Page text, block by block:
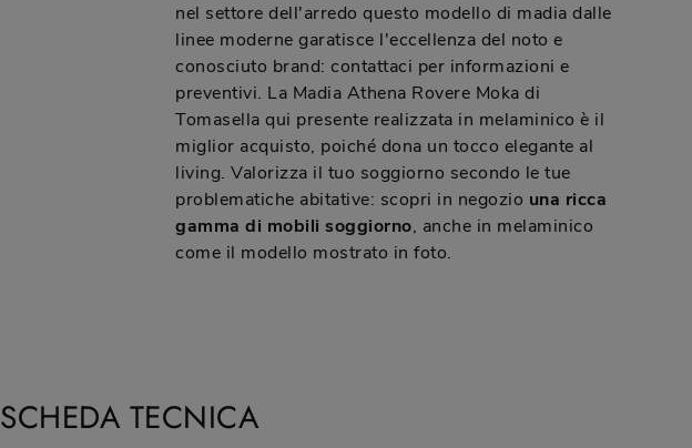
nel settore dell'arredo questo modello di madia dalle
linee moderne garatisce l'eccellenza del noto e
conosciuto brand: contattaci per informazioni e
preventivi. La Madia Athena Rovere Moka di
Tomasella qui presente realizzata in melaminico è il
miglior acquisto, poiché dona un tocco elegante al
living. Valorizza il tuo soggiorno secondo le tue
problematiche abitative: scopri in negozio una ricca
gamma di mobili soggiorno, anche in melaminico
come il modello mostrato in foto.
SCHEDA TECNICA